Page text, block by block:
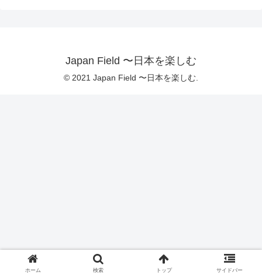
Japan Field 〜日本を楽しむ
© 2021 Japan Field 〜日本を楽しむ.
ホーム 検索 トップ サイドバー